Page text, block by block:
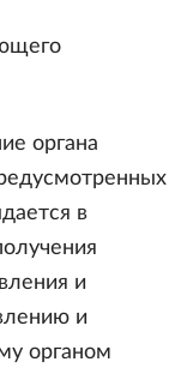
органа
в
и
и
органом